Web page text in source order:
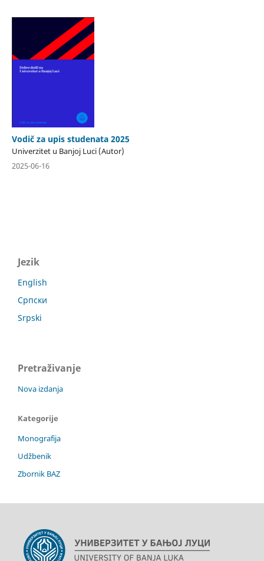
Vodič za upis studenata 2025
Univerzitet u Banjoj Luci (Autor)
2025-06-16
Jezik
English
Српски
Srpski
Pretraživanje
Nova izdanja
Kategorije
Monografija
Udžbenik
Zbornik BAZ